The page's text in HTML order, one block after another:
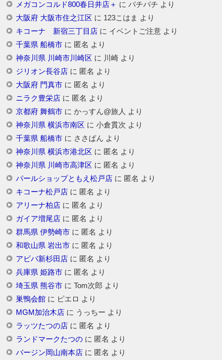
メガコンコルド800春日井店＋ に パチパチ より
大阪府 大阪市住之江区 に 123こはま より
キコーナ 新宿三丁目店に イベントご注意より
千葉県 船橋市に 匿名 より
神奈川県 川崎市川崎区 に 川崎より
ジリオン長谷店に 匿名 より
大阪府 門真市に 匿名 より
ニラク豊栄店に 匿名 より
京都府 舞鶴市に かっすん@旅人 より
神奈川県 横浜市南区 に 小倉貫次 より
千葉県 船橋市に ささぱん より
神奈川県 横浜市港北区 に 匿名 より
神奈川県 川崎市高津区 に 匿名 より
パールショップともえ松戸店に 匿名 より
キコーナ松戸店に 匿名 より
アリーナ柏店に 匿名 より
ガイア増尾店に 匿名 より
群馬県 伊勢崎市に 匿名 より
和歌山県 岩出市に 匿名 より
アビバ新杉田店に 匿名 より
兵庫県 姫路市に 匿名 より
埼玉県 熊谷市に Tom次郎 より
巣鴨会館に ピエロ より
MGM加治木店に うっちー より
ラッツたつの店に 匿名 より
ランドマークたつのに 匿名 より
バージン岡山南本店に 匿名 より